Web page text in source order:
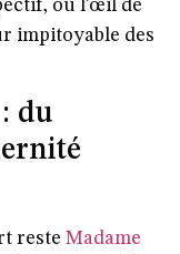
où l’œil de
impitoyable des
du
reste Madame